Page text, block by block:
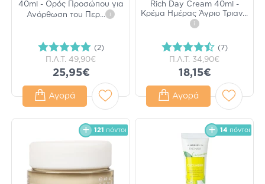
40ml - Ορός Προσώπου για
Ανόρθωση του Περ... i
(2)
Π.Λ.Τ. 49,90€
25,95€
Αγορά
Rich Day Cream 40ml -
Κρέμα Ημέρας Άγριο Τριαν...
i
(7)
Π.Λ.Τ. 34,90€
18,15€
Αγορά
121 πόντοι 14 πόντοι